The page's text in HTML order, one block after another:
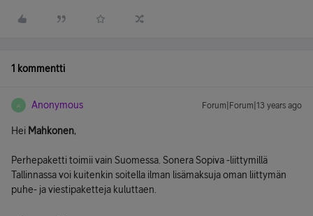
1 kommentti
A Anonymous Forum|Forum|13 years ago
Hei Mahkonen,
Perhepaketti toimii vain Suomessa. Sonera Sopiva -liittymillä
Tallinnassa voi kuitenkin soitella ilman lisämaksuja oman liittymän
puhe- ja viestipaketteja kuluttaen.